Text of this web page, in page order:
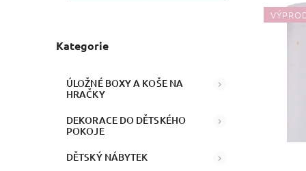
Kategorie
ÚLOŽNÉ BOXY A KOŠE NA
HRAČKY
DEKORACE DO DĚTSKÉHO
POKOJE
DĚTSKÝ NÁBYTEK